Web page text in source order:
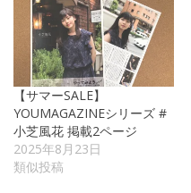
【サマーSALE】
YOUMAGAZINEシリーズ #
小芝風花 掲載2ページ
2025年8月23日
類似投稿